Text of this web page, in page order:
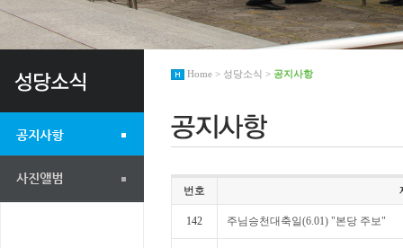
Home > 성당소식 > 공지사항
번호
142 주님승천대축일(6.01) "본당 주보"